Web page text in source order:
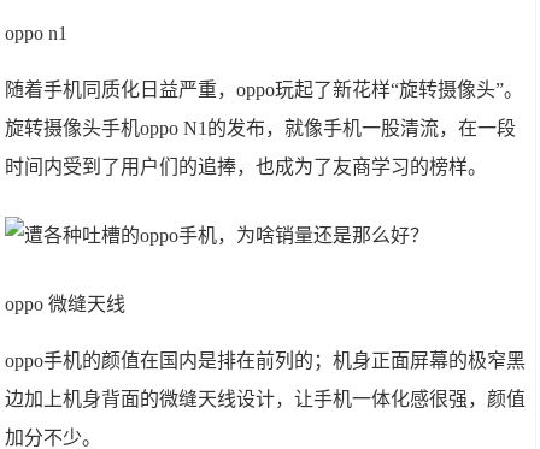
oppo n1
随着手机同质化日益严重，oppo玩起了新花样“旋转摄像头”。
旋转摄像头手机oppo N1的发布，就像手机一股清流，在一段
时间内受到了用户们的追捧，也成为了友商学习的榜样。
oppo 微缝天线
oppo手机的颜值在国内是排在前列的；机身正面屏幕的极窄黑
边加上机身背面的微缝天线设计，让手机一体化感很强，颜值
加分不少。